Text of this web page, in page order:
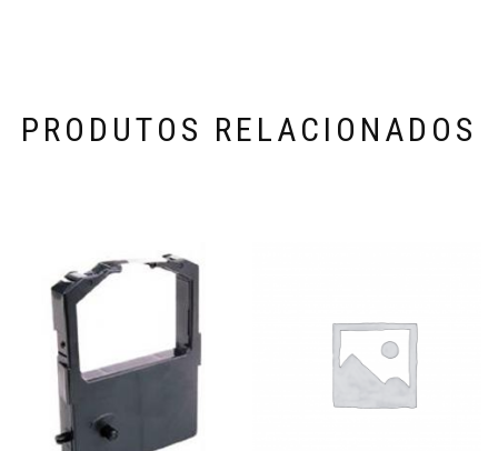
PRODUTOS RELACIONADOS